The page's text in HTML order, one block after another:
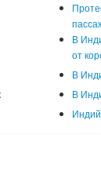
В
от
В
В